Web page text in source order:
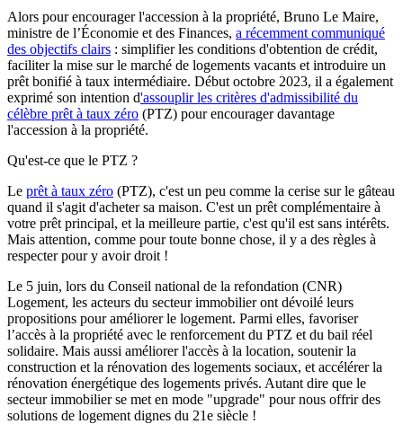
Alors pour encourager l'accession à la propriété, Bruno Le Maire,
ministre de l’Économie et des Finances, a récemment communiqué
des objectifs clairs : simplifier les conditions d'obtention de crédit,
faciliter la mise sur le marché de logements vacants et introduire un
prêt bonifié à taux intermédiaire. Début octobre 2023, il a également
exprimé son intention d'assouplir les critères d'admissibilité du
célèbre prêt à taux zéro (PTZ) pour encourager davantage
l'accession à la propriété.
Qu'est-ce que le PTZ ?
Le prêt à taux zéro (PTZ), c'est un peu comme la cerise sur le gâteau
quand il s'agit d'acheter sa maison. C'est un prêt complémentaire à
votre prêt principal, et la meilleure partie, c'est qu'il est sans intérêts.
Mais attention, comme pour toute bonne chose, il y a des règles à
respecter pour y avoir droit !
Le 5 juin, lors du Conseil national de la refondation (CNR)
Logement, les acteurs du secteur immobilier ont dévoilé leurs
propositions pour améliorer le logement. Parmi elles, favoriser
l’accès à la propriété avec le renforcement du PTZ et du bail réel
solidaire. Mais aussi améliorer l'accès à la location, soutenir la
construction et la rénovation des logements sociaux, et accélérer la
rénovation énergétique des logements privés. Autant dire que le
secteur immobilier se met en mode "upgrade" pour nous offrir des
solutions de logement dignes du 21e siècle !